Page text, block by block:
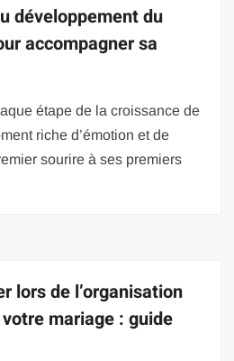
développement du
accompagner sa
étape de la croissance de
riche d’émotion et de
sourire à ses premiers
lors de l’organisation
mariage : guide